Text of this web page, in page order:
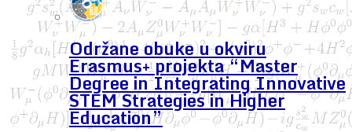
Održane obuke u okviru
Erasmus+ projekta “Master
Degree in Integrating Innovative
STEM Strategies in Higher
Education”